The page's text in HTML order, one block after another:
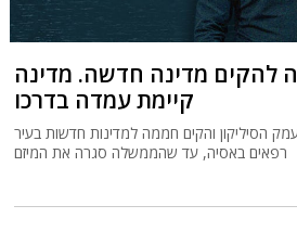
להקים מדינה חדשה. מדינה
קיימת עמדה בדרכו
הסיליקון והקים חממה למדינות חדשות בעיר
רפאים באסיה, עד שהממשלה סגרה את המיזם